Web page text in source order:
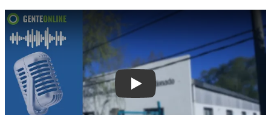
Play: Afirman que funcionaria de